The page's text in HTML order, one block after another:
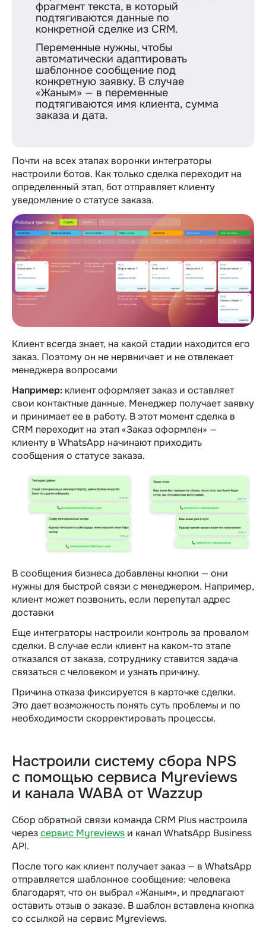
фрагмент текста, в который
подтягиваются данные по
конкретной сделке из CRM.
Переменные нужны, чтобы
автоматически адаптировать
шаблонное сообщение под
конкретную заявку. В случае
«Жаным» — в переменные
подтягиваются имя клиента, сумма
заказа и дата.
Почти на всех этапах воронки интеграторы
настроили ботов. Как только сделка переходит на
определенный этап, бот отправляет клиенту
уведомление о статусе заказа.
Клиент всегда знает, на какой стадии находится его
заказ. Поэтому он не нервничает и не отвлекает
менеджера вопросами
Например: клиент оформляет заказ и оставляет
свои контактные данные. Менеджер получает заявку
и принимает ее в работу. В этот момент сделка в
CRM переходит на этап «Заказ оформлен» —
клиенту в WhatsApp начинают приходить
сообщения о статусе заказа.
В сообщения бизнеса добавлены кнопки — они
нужны для быстрой связи с менеджером. Например,
клиент может позвонить, если перепутал адрес
доставки
Еще интеграторы настроили контроль за провалом
сделки. В случае если клиент на каком-то этапе
отказался от заказа, сотруднику ставится задача
связаться с человеком и узнать причину.
Причина отказа фиксируется в карточке сделки.
Это дает возможность понять суть проблемы и по
необходимости скорректировать процессы.
Настроили систему сбора NPS
с помощью сервиса Myreviews
и канала WABA от Wazzup
Сбор обратной связи команда CRM Plus настроила
черезсервис Myreviews и канал WhatsApp Business
API.
После того как клиент получает заказ — в WhatsApp
отправляется шаблонное сообщение: человека
благодарят, что он выбрал «Жаным», и предлагают
оставить отзыв о заказе. В шаблон вставлена кнопка
со ссылкой на сервис Myreviews.